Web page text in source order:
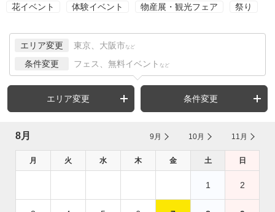
花イベント 体験イベント 物産展・観光フェア 祭り
エリア変更 東京、大阪市 など
条件変更 フェス、無料イベント など
エリア変更 条件変更
8月 9月 10月 11月
月 火 水 木 金 土 日
1 2